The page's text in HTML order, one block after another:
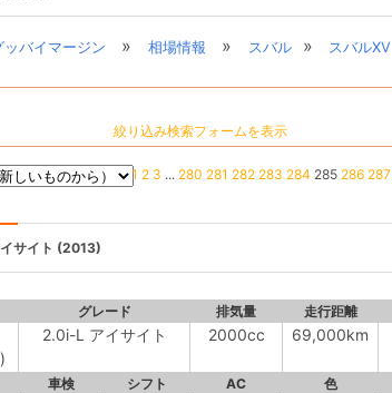
バイマージン » 相場情報 » スバル » スバルXV
絞り込み検索フォームを表示
1 2 3 ... 280 281 282 283 284 285 286 287
サイト (2013)
グレード 排気量 走行距離
2.0i-L アイサイト 2000cc 69,000km
車検 シフト AC 色